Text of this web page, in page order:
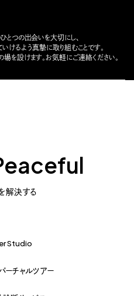
とつの出会いを大切にし、
けるよう真摯に取り組むことです。
を設けます。お気軽にご連絡ください。
解決する
Studio
ーチャルツアー